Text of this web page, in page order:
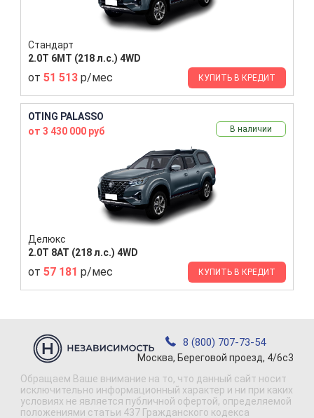
Стандарт
2.0T 6MT (218 л.с.) 4WD
от 51 513 р/мес КУПИТЬ В КРЕДИТ
OTING PALASSO
от 3 430 000 руб
В наличии
Делюкс
2.0T 8AT (218 л.с.) 4WD
от 57 181 р/мес КУПИТЬ В КРЕДИТ
8 (800) 707-73-54
Москва, Береговой проезд, 4/6с3
Обращаем Ваше внимание на то, что данный сайт носит
исключительно информационный характер и ни при каких
условиях не является публичной офертой, определяемой
положениями статьи 437 Гражданского кодекса